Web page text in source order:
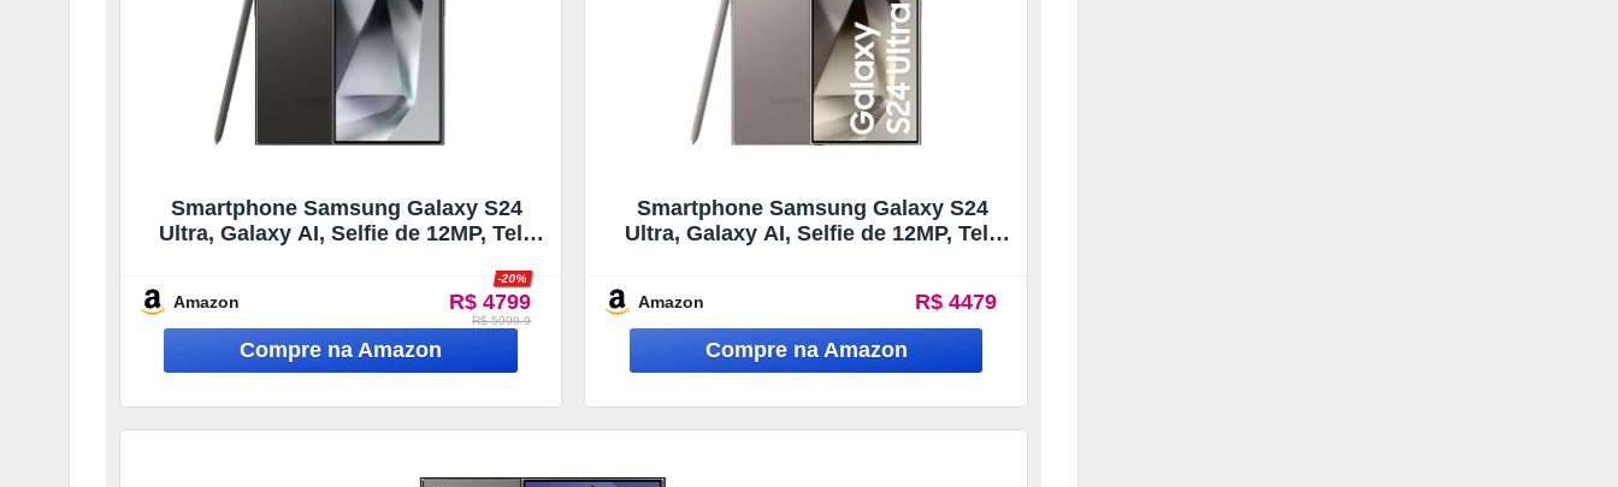
Smartphone Samsung Galaxy S24
Ultra, Galaxy AI, Selfie de 12MP, Tela
Amazon R$ 4799
-20%
R$ 5999.9
Smartphone Samsung Galaxy S24
Ultra, Galaxy AI, Selfie de 12MP, Tela
Amazon R$ 4479